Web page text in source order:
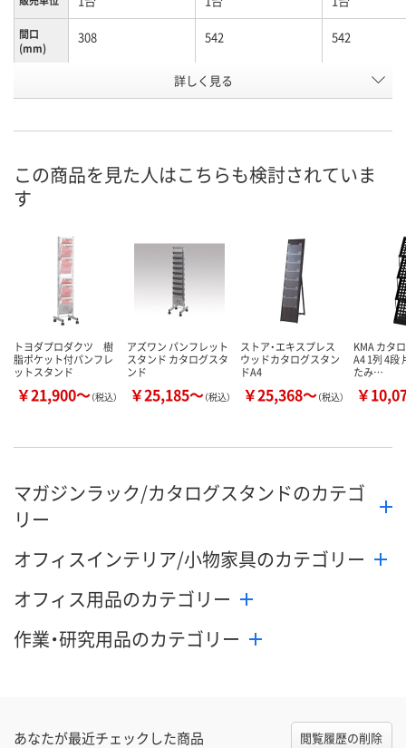
間口
(mm)
308 542 542
X608798 X608793
カゴへ カゴへ カ
詳しく見る
この商品を見た人はこちらも検討されていま
す
トヨダプロダクツ 樹
脂ポケット付パンフレ
ットスタンド
￥21,900～（税込）
アズワン パンフレット
スタンド カタログスタ
ンド
￥25,185～（税込）
ストア・エキスプレス
ウッドカタログスタン
ドA4
￥25,368～（税込）
KMA カタ
A4 1列 4段
たみ…
￥
マガジンラック/カタログスタンドのカテゴ
リー
オフィスインテリア/小物家具のカテゴリー
オフィス用品のカテゴリー
作業・研究用品のカテゴリー
あなたが最近チェックした商品 閲覧履歴の削除